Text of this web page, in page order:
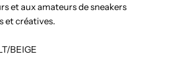
et aux amateurs de sneakers
et créatives.
BEIGE